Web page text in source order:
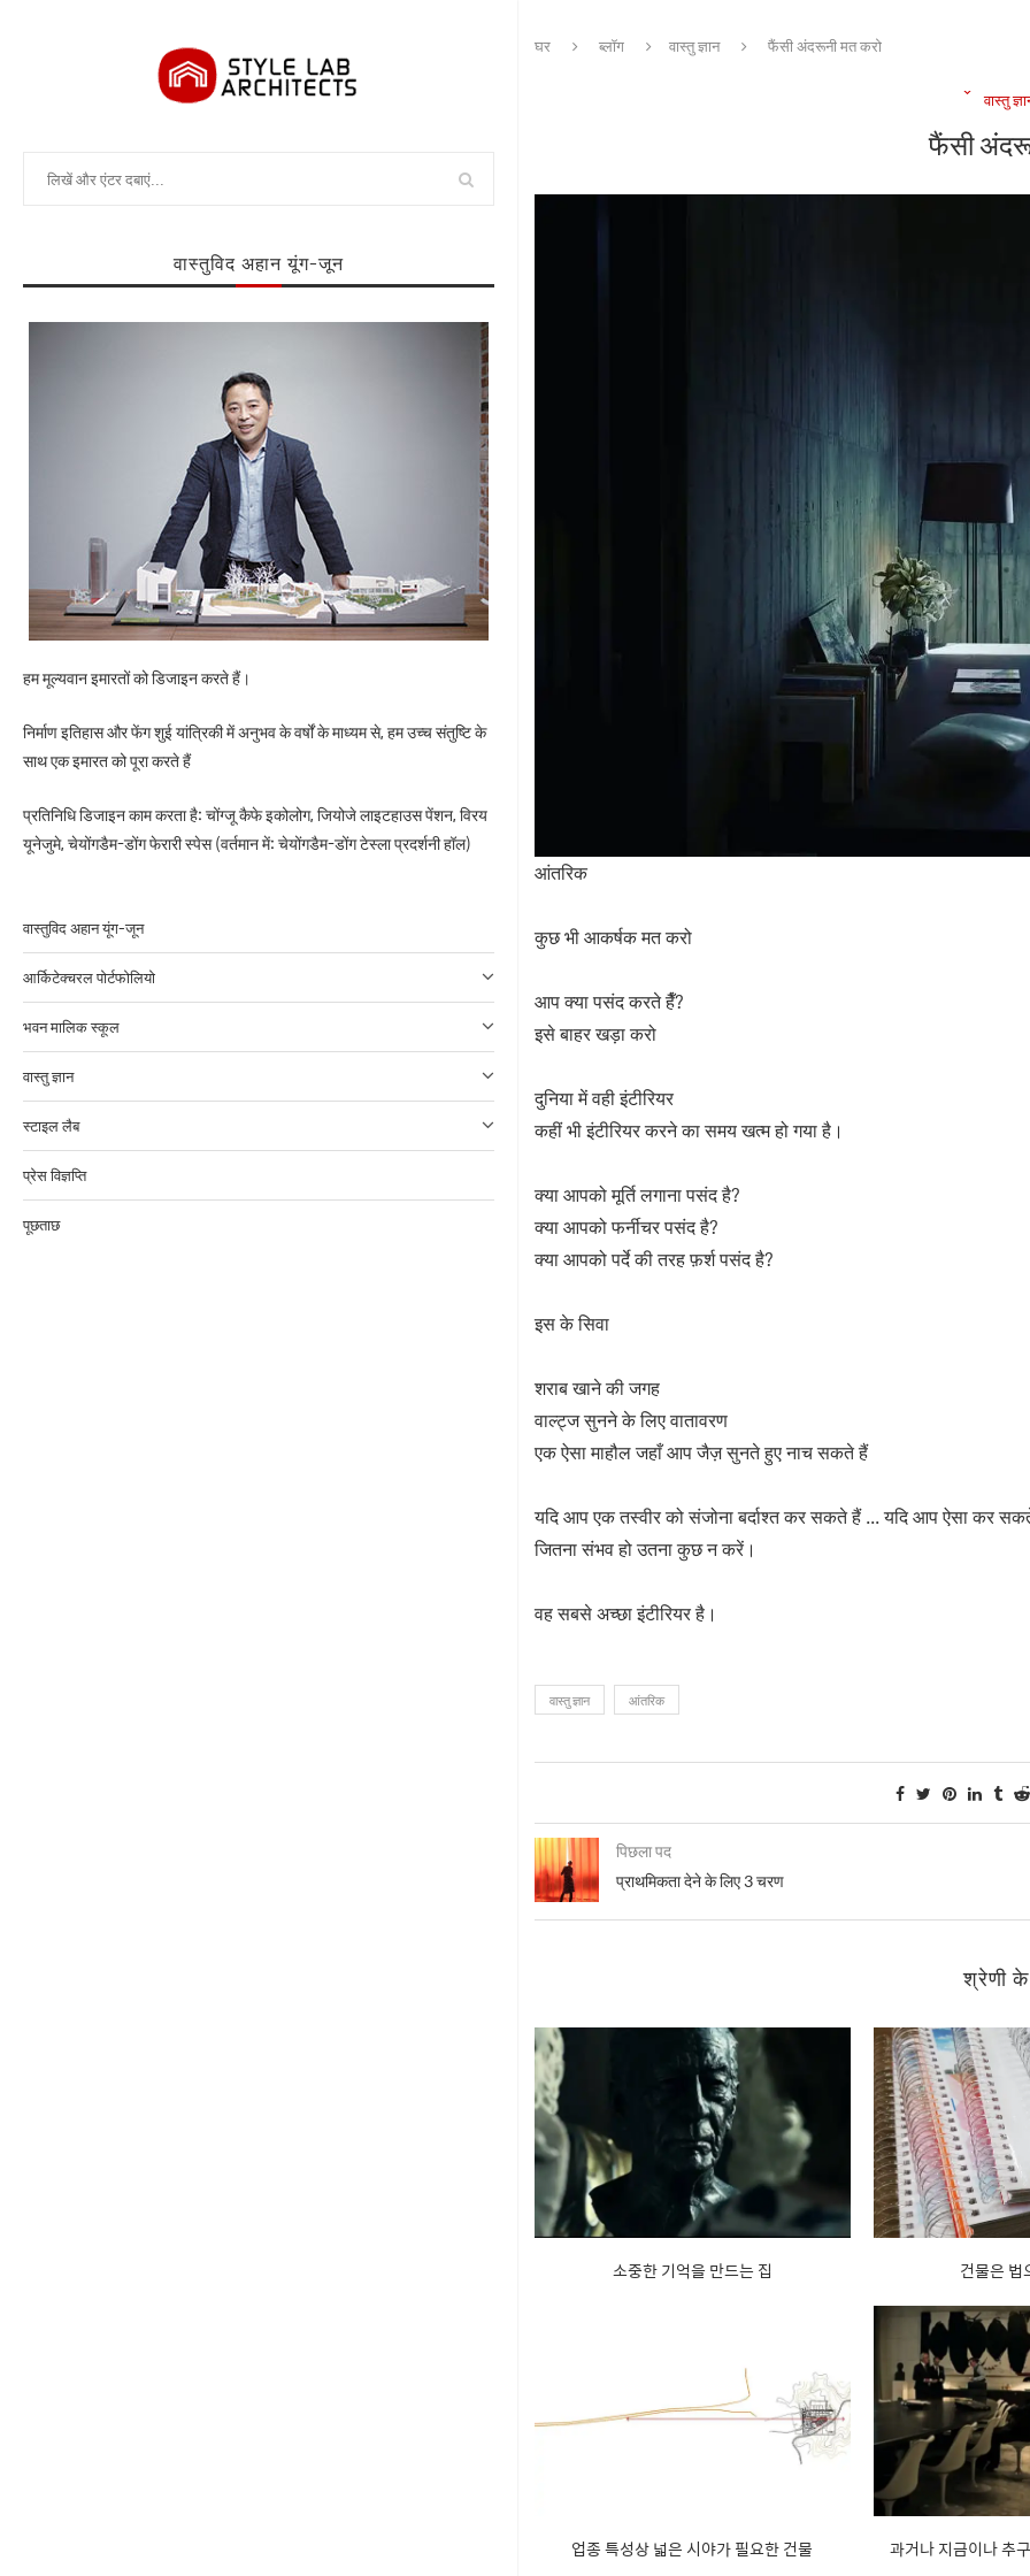
वास्तुविद अहान यूंग-जून
हम मूल्यवान इमारतों को डिजाइन करते हैं।
निर्माण इतिहास और फेंग शुई यांत्रिकी में अनुभव के वर्षों के माध्यम से, हम उच्च संतुष्टि के
साथ एक इमारत को पूरा करते हैं
प्रतिनिधि डिजाइन काम करता है: चोंग्जू कैफे इकोलोग, जियोजे लाइटहाउस पेंशन, विरय
यूनेजुमे, चेयोंगडैम-डोंग फेरारी स्पेस (वर्तमान में: चेयोंगडैम-डोंग टेस्ला प्रदर्शनी हॉल)
वास्तुविद अहान यूंग-जून
आर्किटेक्चरल पोर्टफोलियो
भवन मालिक स्कूल
वास्तु ज्ञान
स्टाइल लैब
प्रेस विज्ञप्ति
पूछताछ
घर ब्लॉग वास्तु ज्ञान फैंसी अंदरूनी मत करो
वास्तु
फैंसी
आंतरिक
कुछ भी आकर्षक मत करो
आप क्या पसंद करते हैँ?
इसे बाहर खड़ा करो
दुनिया में वही इंटीरियर
कहीं भी इंटीरियर करने का समय खत्म हो गया है।
क्या आपको मूर्ति लगाना पसंद है?
क्या आपको फर्नीचर पसंद है?
क्या आपको पर्दे की तरह फ़र्श पसंद है?
इस के सिवा
शराब खाने की जगह
वाल्ट्ज सुनने के लिए वातावरण
एक ऐसा माहौल जहाँ आप जैज़ सुनते हुए नाच सकते हैं
यदि आप एक तस्वीर को संजोना बर्दाश्त कर सकते हैं ... यदि आप ऐसा कर
जितना संभव हो उतना कुछ न करें।
वह सबसे अच्छा इंटीरियर है।
वास्तु ज्ञान आंतरिक
पिछला पद
प्राथमिकता देने के लिए 3 चरण
श्रेणी
소중한 기억을 만드는 집 건물은 법
업종 특성상 넓은 시야가 필요한 건물 과거나 지금이나 추